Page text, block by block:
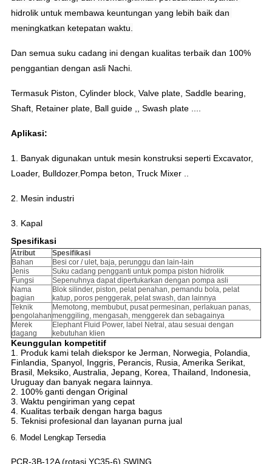
hidrolik untuk membawa keuntungan yang lebih baik dan
meningkatkan ketepatan waktu.
Dan semua suku cadang ini dengan kualitas terbaik dan 100%
penggantian dengan asli Nachi.
Termasuk Piston, Cylinder block, Valve plate, Saddle bearing,
Shaft, Retainer plate, Ball guide ,, Swash plate ....
Aplikasi:
1. Banyak digunakan untuk mesin konstruksi seperti Excavator,
Loader, Bulldozer,Pompa beton, Truck Mixer ..
2. Mesin industri
3. Kapal
Spesifikasi
Atribut
Spesifikasi
Bahan
Besi cor / ulet, baja, perunggu dan lain-lain
Jenis
Suku cadang pengganti untuk pompa piston hidrolik
Fungsi
Sepenuhnya dapat dipertukarkan dengan pompa asli
Nama
bagian
Blok silinder, piston, pelat penahan, pemandu bola, pelat
katup, poros penggerak, pelat swash, dan lainnya
Teknik
pengolahan
Memotong, membubut, pusat permesinan, perlakuan panas,
menggiling, mengasah, menggerek dan sebagainya
Merek
dagang
Elephant Fluid Power, label Netral, atau sesuai dengan
kebutuhan klien
Keunggulan kompetitif
1. Produk kami telah diekspor ke Jerman, Norwegia, Polandia,
Finlandia, Spanyol, Inggris, Perancis, Rusia, Amerika Serikat,
Brasil, Meksiko, Australia, Jepang, Korea, Thailand, Indonesia,
Uruguay dan banyak negara lainnya.
2. 100% ganti dengan Original
3. Waktu pengiriman yang cepat
4. Kualitas terbaik dengan harga bagus
5. Teknisi profesional dan layanan purna jual
6. Model Lengkap Tersedia
PCR-3B-12A (rotasi YC35-6) SWING